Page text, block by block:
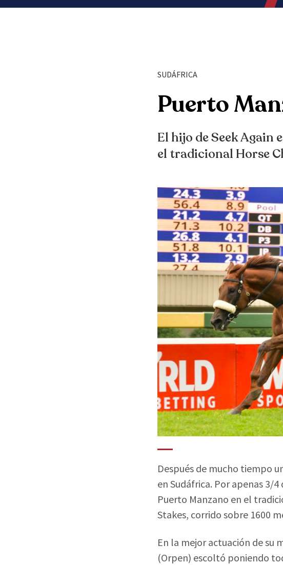
SUDÁFRICA
Puerto
El hijo de Seek Again
el tradicional Horse
Después de mucho tiempo
en Sudáfrica. Por apenas 3/
Puerto Manzano en el
Stakes, corrido sobre 1600
En la mejor actuación de su
(Orpen) escoltó poniendo